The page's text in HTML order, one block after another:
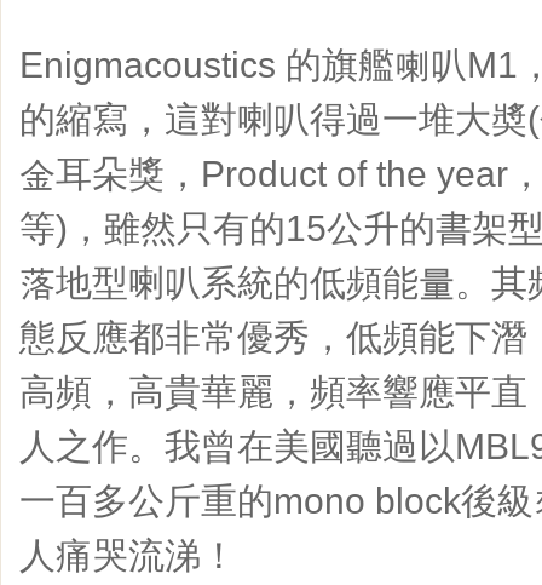
Enigmacoustics 的旗艦喇叭M1
的縮寫，這對喇叭得過一堆大
金耳朵獎，Product of the year
等)，雖然只有的15公升的書架
落地型喇叭系統的低頻能量。
態反應都非常優秀，低頻能下
高頻，高貴華麗，頻率響應平
人之作。我曾在美國聽過以
一百多公斤重的mono block後
人痛哭流涕！